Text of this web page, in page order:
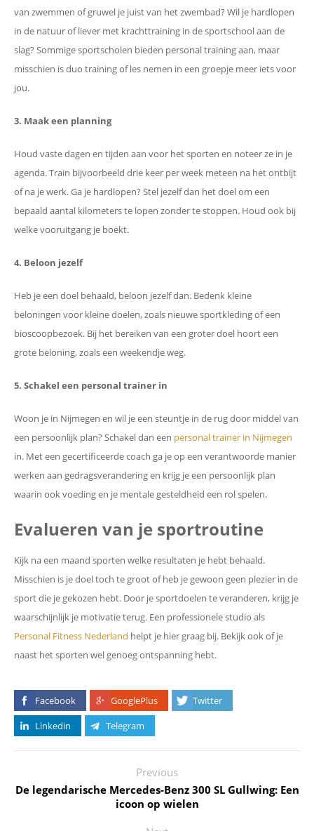
van zwemmen of gruwel je juist van het zwembad? Wil je hardlopen
in de natuur of liever met krachttraining in de sportschool aan de
slag? Sommige sportscholen bieden personal training aan, maar
misschien is duo training of les nemen in een groepje meer iets voor
jou.
3. Maak een planning
Houd vaste dagen en tijden aan voor het sporten en noteer ze in je
agenda. Train bijvoorbeeld drie keer per week meteen na het ontbijt
of na je werk. Ga je hardlopen? Stel jezelf dan het doel om een
bepaald aantal kilometers te lopen zonder te stoppen. Houd ook bij
welke vooruitgang je boekt.
4. Beloon jezelf
Heb je een doel behaald, beloon jezelf dan. Bedenk kleine
beloningen voor kleine doelen, zoals nieuwe sportkleding of een
bioscoopbezoek. Bij het bereiken van een groter doel hoort een
grote beloning, zoals een weekendje weg.
5. Schakel een personal trainer in
Woon je in Nijmegen en wil je een steuntje in de rug door middel van
een persoonlijk plan? Schakel dan een personal trainer in Nijmegen
in. Met een gecertificeerde coach ga je op een verantwoorde manier
werken aan gedragsverandering en krijg je een persoonlijk plan
waarin ook voeding en je mentale gesteldheid een rol spelen.
Evalueren van je sportroutine
Kijk na een maand sporten welke resultaten je hebt behaald.
Misschien is je doel toch te groot of heb je gewoon geen plezier in de
sport die je gekozen hebt. Door je sportdoelen te veranderen, krijg je
waarschijnlijk je motivatie terug. Een professionele studio als
Personal Fitness Nederland helpt je hier graag bij. Bekijk ook of je
naast het sporten wel genoeg ontspanning hebt.
Facebook GooglePlus
Twitter
Linkedin
Telegram
Previous
De legendarische Mercedes-Benz 300 SL Gullwing: Een
icoon op wielen